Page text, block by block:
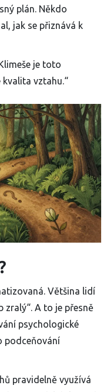
plán. Někdo
jak se přiznává k
je toto
kvalita vztahu.“
Většina lidí
zralý“. A to je přesně
psychologické
podceňování
pravidelně využívá